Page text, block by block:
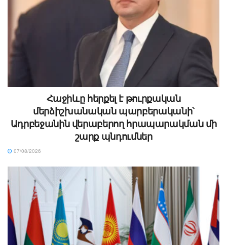
Հաջիևը հերքել է թուրքական
մերձիշխանական պարբերականի՝
Ադրբեջանին վերաբերող հրապարակման մի
շարք պնդումներ
07/08/2026